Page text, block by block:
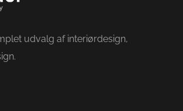
udvalg af interiørdesign,